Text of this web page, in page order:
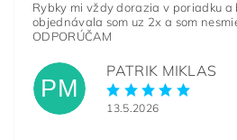
Rybky mi vždy dorazia v poriadku a
objednávala som uz 2x a som
ODPORÚČAM
PM
PATRIK MIKLAS
13.5.2026